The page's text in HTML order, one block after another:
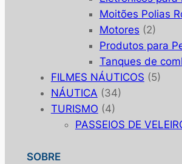
Moitões Polias
Motores (2)
Produtos para
Tanques de
FILMES NÁUTICOS (5)
NÁUTICA (34)
TURISMO (4)
PASSEIOS DE
SOBRE